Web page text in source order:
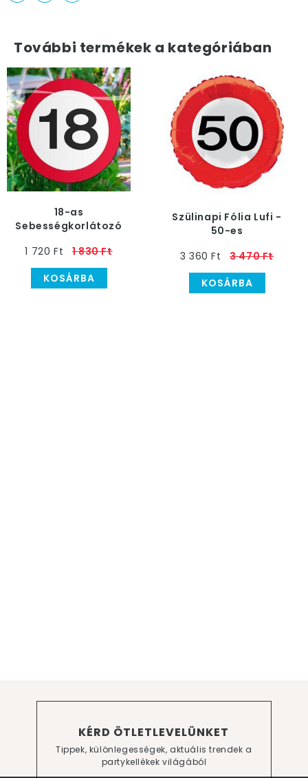
További termékek a kategóriában
18-as
Sebességkorlátozó
Kerti Tábla
1 720 Ft
1 830 Ft
KOSÁRBA
Szülinapi Fólia Lufi -
50-es
46 cm
3 360 Ft
3 470 Ft
KOSÁRBA
KÉRD ÖTLETLEVELÜNKET
Tippek, különlegességek, aktuális trendek a
partykellékek világából